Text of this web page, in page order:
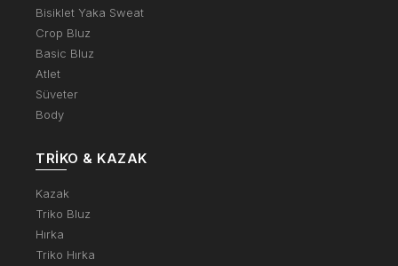
Bisiklet Yaka Sweat
Crop Bluz
Basic Bluz
Atlet
Süveter
Body
TRIKO & KAZAK
Kazak
Triko Bluz
Hırka
Triko Hırka